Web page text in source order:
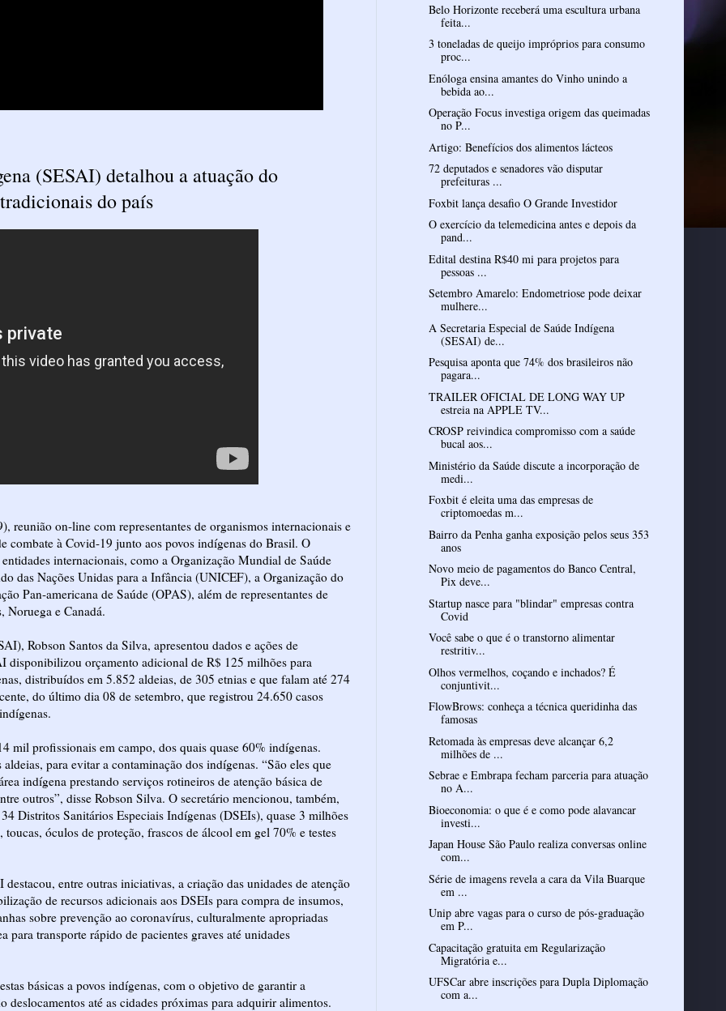
(SESAI) detalhou a atuação do
do país
reunião on-line com representantes de organismos internacionais e
combate à Covid-19 junto aos povos indígenas do Brasil. O
internacionais, como a Organização Mundial de Saúde
das Nações Unidas para a Infância (UNICEF), a Organização do
Pan-americana de Saúde (OPAS), além de representantes de
Noruega e Canadá.
Robson Santos da Silva, apresentou dados e ações de
disponibilizou orçamento adicional de R$ 125 milhões para
distribuídos em 5.852 aldeias, de 305 etnias e que falam até 274
do último dia 08 de setembro, que registrou 24.650 casos
mil profissionais em campo, dos quais quase 60% indígenas.
para evitar a contaminação dos indígenas. “São eles que
indígena prestando serviços rotineiros de atenção básica de
outros”, disse Robson Silva. O secretário mencionou, também,
Distritos Sanitários Especiais Indígenas (DSEIs), quase 3 milhões
óculos de proteção, frascos de álcool em gel 70% e testes
entre outras iniciativas, a criação das unidades de atenção
de recursos adicionais aos DSEIs para compra de insumos,
sobre prevenção ao coronavírus, culturalmente apropriadas
para transporte rápido de pacientes graves até unidades
básicas a povos indígenas, com o objetivo de garantir a
deslocamentos até as cidades próximas para adquirir alimentos.
Belo Horizonte receberá uma escultura urbana
feita...
3 toneladas de queijo impróprios para consumo
proc...
Enóloga ensina amantes do Vinho unindo a
bebida ao...
Operação Focus investiga origem das queimadas
no P...
Artigo: Benefícios dos alimentos lácteos
72 deputados e senadores vão disputar
prefeituras ...
Foxbit lança desafio O Grande Investidor
O exercício da telemedicina antes e depois da
pand...
Edital destina R$40 mi para projetos para
pessoas ...
Setembro Amarelo: Endometriose pode deixar
mulhere...
A Secretaria Especial de Saúde Indígena
(SESAI) de...
Pesquisa aponta que 74% dos brasileiros não
pagara...
TRAILER OFICIAL DE LONG WAY UP
estreia na APPLE TV...
CROSP reivindica compromisso com a saúde
bucal aos...
Ministério da Saúde discute a incorporação de
medi...
Foxbit é eleita uma das empresas de
criptomoedas m...
Bairro da Penha ganha exposição pelos seus 353
anos
Novo meio de pagamentos do Banco Central,
Pix deve...
Startup nasce para "blindar" empresas contra
Covid
Você sabe o que é o transtorno alimentar
restritiv...
Olhos vermelhos, coçando e inchados? É
conjuntivit...
FlowBrows: conheça a técnica queridinha das
famosas
Retomada às empresas deve alcançar 6,2
milhões de ...
Sebrae e Embrapa fecham parceria para atuação
no A...
Bioeconomia: o que é e como pode alavancar
investi...
Japan House São Paulo realiza conversas online
com...
Série de imagens revela a cara da Vila Buarque
em ...
Unip abre vagas para o curso de pós-graduação
em P...
Capacitação gratuita em Regularização
Migratória e...
UFSCar abre inscrições para Dupla Diplomação
com a...